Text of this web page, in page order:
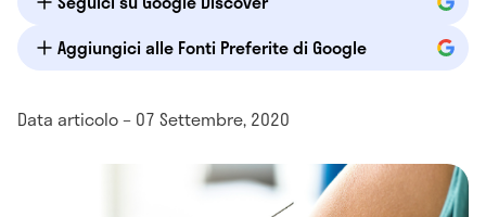
Aggiungici alle Fonti Preferite di Google
Data articolo – 07 Settembre, 2020